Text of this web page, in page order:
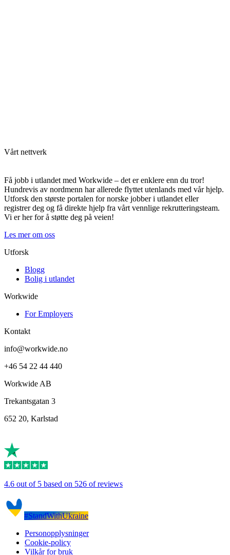
Vårt nettverk
Få jobb i utlandet med Workwide – det er enklere enn du tror!
Hundrevis av nordmenn har allerede flyttet utenlands med vår hjelp.
Utforsk den største portalen for norske jobber i utlandet eller
registrer deg og få direkte hjelp fra vårt vennlige rekrutteringsteam.
Vi er her for å støtte deg på veien!
Les mer om oss
Utforsk
Blogg
Bolig i utlandet
Workwide
For Employers
Kontakt
info@workwide.no
+46 54 22 44 440
Workwide AB
Trekantsgatan 3
652 20, Karlstad
4.6 out of 5 based on 526 of reviews
#StandWithUkraine
Personopplysninger
Cookie-policy
Vilkår for bruk